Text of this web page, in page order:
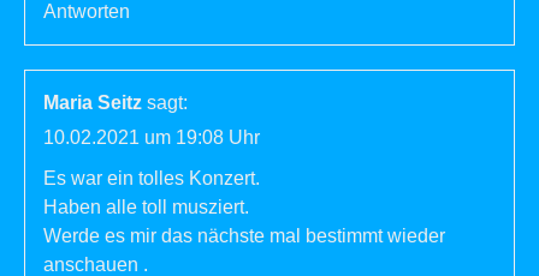
Antworten
Maria Seitz sagt:
10.02.2021 um 19:08 Uhr
Es war ein tolles Konzert.
Haben alle toll musziert.
Werde es mir das nächste mal bestimmt wieder
anschauen .